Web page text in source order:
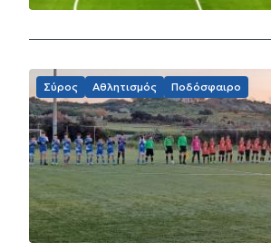
Σύρος Αθλητισμός Ποδόσφαιρο